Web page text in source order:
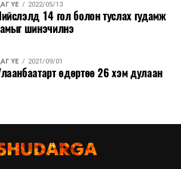
ҮЕ 2022/05/13
14 гол болон туслах гудамж
шинэчилнэ
ҮЕ 2021/09/01
өдөртөө 26 хэм дулаан